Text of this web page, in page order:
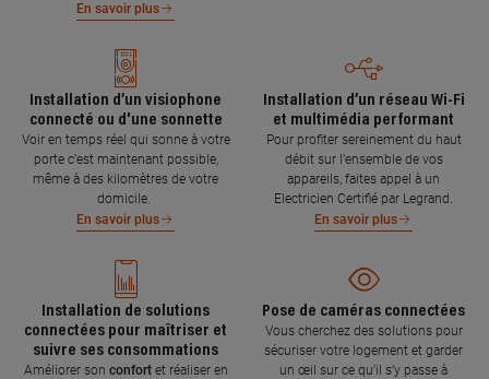
En savoir plus
Installation d’un visiophone
connecté ou d'une sonnette
Voir en temps réel qui sonne à votre
porte c’est maintenant possible,
même à des kilomètres de votre
domicile.
En savoir plus
Installation d’un réseau Wi-Fi
et multimédia performant
Pour profiter sereinement du haut
débit sur l’ensemble de vos
appareils, faites appel à un
Electricien Certifié par Legrand.
En savoir plus
Installation de solutions
connectées pour maîtriser et
suivre ses consommations
Améliorer son confort et réaliser en
Pose de caméras connectées
Vous cherchez des solutions pour
sécuriser votre logement et garder
un œil sur ce qu’il s’y passe à